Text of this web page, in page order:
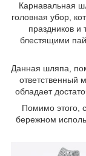
Карнавальная
головная убор,
праздников и
блестящими
Данная шляпа,
ответственный
обладает
Помимо этого,
бережном